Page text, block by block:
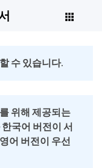
수 있습니다.
위해 제공되는
국어 버전이 서
어 버전이 우선